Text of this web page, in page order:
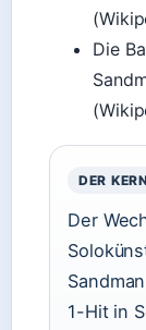
Die
DER KERN
Der
1-Hit in